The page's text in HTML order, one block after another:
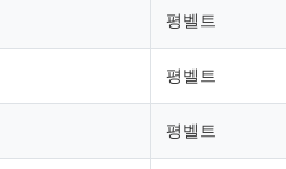
평벨트
평벨트
평벨트